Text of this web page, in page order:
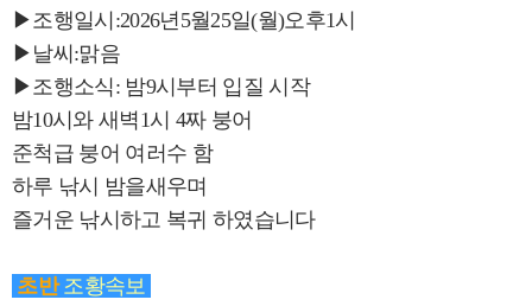
▶조행일시:2026년5월25일(월)오후1시
▶날씨:맑음
▶조행소식: 밤9시부터 입질 시작
밤10시와 새벽1시 4짜 붕어
준척급 붕어 여러수 함
하루 낚시 밤을새우며
즐거운 낚시하고 복귀 하였습니다
초반 조황속보